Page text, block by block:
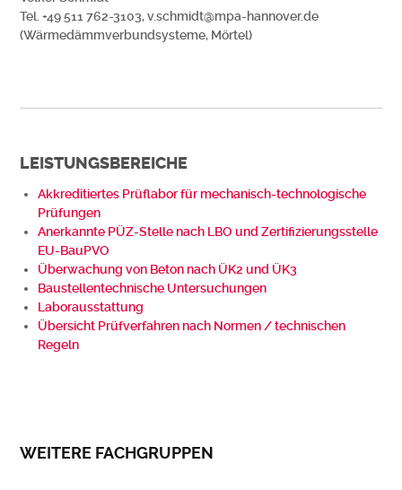
Tel. +49 511 762-3103, v.schmidt@mpa-hannover.de
(Wärmedämmverbundsysteme, Mörtel)
LEISTUNGSBEREICHE
Akkreditiertes Prüflabor für mechanisch-technologische
Prüfungen
Anerkannte PÜZ-Stelle nach LBO und Zertifizierungsstelle
EU-BauPVO
Überwachung von Beton nach ÜK2 und ÜK3
Baustellentechnische Untersuchungen
Laborausstattung
Übersicht Prüfverfahren nach Normen / technischen
Regeln
WEITERE FACHGRUPPEN